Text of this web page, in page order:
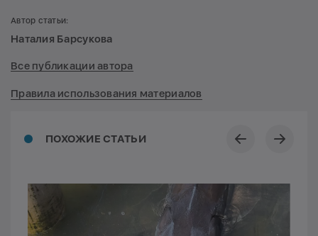
ПОХОЖИЕ СТАТЬИ
Автор статьи:
Наталия Барсукова
Все публикации автора
Правила использования материалов